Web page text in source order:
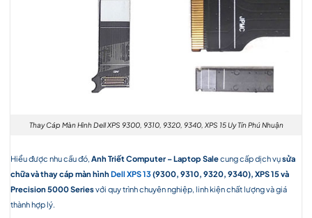
Thay Cáp Màn Hình Dell XPS 9300, 9310, 9320, 9340, XPS 15 Uy Tín Phú Nhuận
Hiểu được nhu cầu đó, Anh Triết Computer – Laptop Salecung cấp dịch vụsửa
chữa và thay cáp màn hình Dell XPS 13(9300, 9310, 9320, 9340), XPS 15 và
Precision 5000 Seriesvới quy trình chuyên nghiệp, linh kiện chất lượng và giá
thành hợp lý.